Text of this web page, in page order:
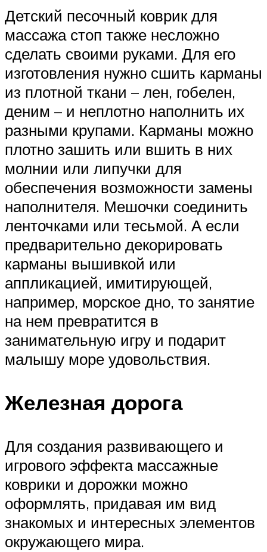
Детский песочный коврик для
массажа стоп также несложно
сделать своими руками. Для его
изготовления нужно сшить карманы
из плотной ткани – лен, гобелен,
деним – и неплотно наполнить их
разными крупами. Карманы можно
плотно зашить или вшить в них
молнии или липучки для
обеспечения возможности замены
наполнителя. Мешочки соединить
ленточками или тесьмой. А если
предварительно декорировать
карманы вышивкой или
аппликацией, имитирующей,
например, морское дно, то занятие
на нем превратится в
занимательную игру и подарит
малышу море удовольствия.
Железная дорога
Для создания развивающего и
игрового эффекта массажные
коврики и дорожки можно
оформлять, придавая им вид
знакомых и интересных элементов
окружающего мира.